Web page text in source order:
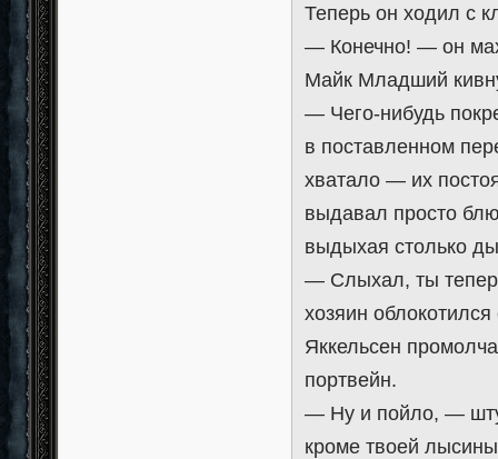
Теперь он ходил с
— Конечно! — он
Майк Младший
— Чего-нибудь
в поставленном
хватало — их
выдавал просто
выдыхая столько
— Слыхал, ты
хозяин
Яккельсен
портвейн.
— Ну и пойло, —
кроме твоей